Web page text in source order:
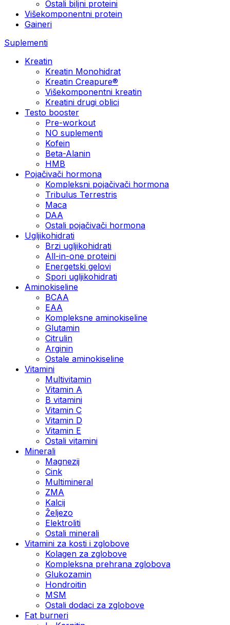
Ostali biljni proteini
Višekomponentni protein
Gaineri
Suplementi
Kreatin
Kreatin Monohidrat
Kreatin Creapure®
Višekomponentni kreatin
Kreatini drugi oblici
Testo booster
Pre-workout
NO suplementi
Kofein
Beta-Alanin
HMB
Pojačivači hormona
Kompleksni pojačivači hormona
Tribulus Terrestris
Maca
DAA
Ostali pojačivači hormona
Ugljikohidrati
Brzi ugljikohidrati
All-in-one proteini
Energetski gelovi
Spori ugljikohidrati
Aminokiseline
BCAA
EAA
Kompleksne aminokiseline
Glutamin
Citrulin
Arginin
Ostale aminokiseline
Vitamini
Multivitamin
Vitamin A
B vitamini
Vitamin C
Vitamin D
Vitamin E
Ostali vitamini
Minerali
Magnezij
Cink
Multimineral
ZMA
Kalcij
Željezo
Elektroliti
Ostali minerali
Vitamini za kosti i zglobove
Kolagen za zglobove
Kompleksna prehrana zglobova
Glukozamin
Hondroitin
MSM
Ostali dodaci za zglobove
Fat burneri